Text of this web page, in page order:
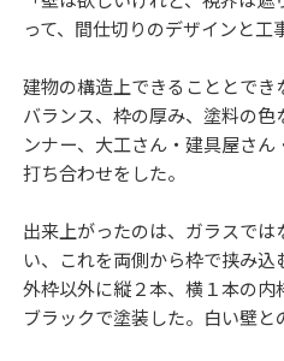
って、間仕切りのデザインと工
建物の構造上できることとで
バランス、枠の厚み、塗料の色
ンナー、大工さん・建具屋さ
打ち合わせをした。
出来上がったのは、ガラスで
い、これを両側から枠で挟み込
外枠以外に縦２本、横１本の内
ブラックで塗装した。白い壁と